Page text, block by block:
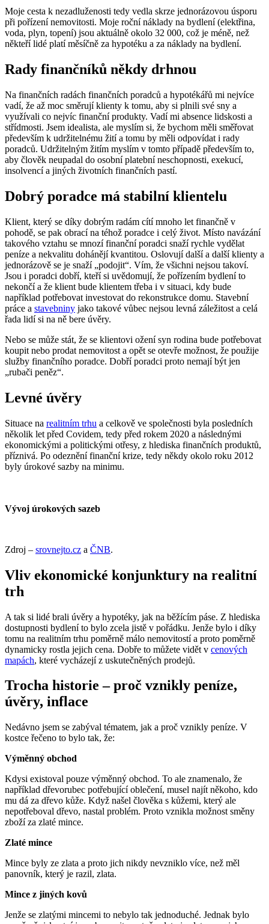
Moje cesta k nezadluženosti tedy vedla skrze jednorázovou úsporu
při pořízení nemovitosti. Moje roční náklady na bydlení (elektřina,
voda, plyn, topení) jsou aktuálně okolo 32 000, což je méně, než
někteří lidé platí měsíčně za hypotéku a za náklady na bydlení.
Rady finančníků někdy drhnou
Na finančních radách finančních poradců a hypotékářů mi nejvíce
vadí, že až moc směrují klienty k tomu, aby si plnili své sny a
využívali co nejvíc finanční produkty. Vadí mi absence lidskosti a
střídmosti. Jsem idealista, ale myslím si, že bychom měli směřovat
především k udržitelnému žití a tomu by měli odpovídat i rady
poradců. Udržitelným žitím myslím v tomto případě především to,
aby člověk neupadal do osobní platební neschopnosti, exekucí,
insolvencí a jiných životních finančních pastí.
Dobrý poradce má stabilní klientelu
Klient, který se díky dobrým radám cítí mnoho let finančně v
pohodě, se pak obrací na téhož poradce i celý život. Místo navázání
takového vztahu se mnozí finanční poradci snaží rychle vydělat
peníze a nekvalitu dohánějí kvantitou. Oslovují další a další klienty a
jednorázově se je snaží „podojit“. Vím, že všichni nejsou takoví.
Jsou i poradci dobří, kteří si uvědomují, že pořízením bydlení to
nekončí a že klient bude klientem třeba i v situaci, kdy bude
například potřebovat investovat do rekonstrukce domu. Stavební
práce a stavebniny jako takové vůbec nejsou levná záležitost a celá
řada lidí si na ně bere úvěry.
Nebo se může stát, že se klientovi ožení syn rodina bude potřebovat
koupit nebo prodat nemovitost a opět se otevře možnost, že použije
služby finančního poradce. Dobří poradci proto nemají být jen
„rubači peněz“.
Levné úvěry
Situace na realitním trhu a celkově ve společnosti byla posledních
několik let před Covidem, tedy před rokem 2020 a následnými
ekonomickými a politickými otřesy, z hlediska finančních produktů,
příznivá. Po odeznění finanční krize, tedy někdy okolo roku 2012
byly úrokové sazby na minimu.
Vývoj úrokových sazeb
Zdroj – srovnejto.cz a ČNB.
Vliv ekonomické konjunktury na realitní
trh
A tak si lidé brali úvěry a hypotéky, jak na běžícím páse. Z hlediska
dostupnosti bydlení to bylo zcela jistě v pořádku. Jenže bylo i díky
tomu na realitním trhu poměrně málo nemovitostí a proto poměrně
dynamicky rostla jejich cena. Dobře to můžete vidět v cenových
mapách, které vycházejí z uskutečněných prodejů.
Trocha historie – proč vznikly peníze,
úvěry, inflace
Nedávno jsem se zabýval tématem, jak a proč vznikly peníze. V
kostce řečeno to bylo tak, že:
Výměnný obchod
Kdysi existoval pouze výměnný obchod. To ale znamenalo, že
například dřevorubec potřebující oblečení, musel najít někoho, kdo
mu dá za dřevo kůže. Když našel člověka s kůžemi, který ale
nepotřeboval dřevo, nastal problém. Proto vznikla možnost směny
zboží za zlaté mince.
Zlaté mince
Mince byly ze zlata a proto jich nikdy nevzniklo více, než měl
panovník, který je razil, zlata.
Mince z jiných kovů
Jenže se zlatými mincemi to nebylo tak jednoduché. Jednak bylo